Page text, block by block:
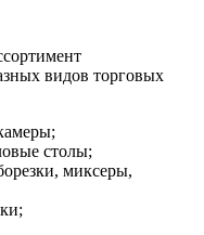
видов торговых
столы;
миксеры,